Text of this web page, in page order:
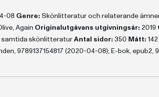
08 Genre: Skönlitteratur och relaterande
Again Originalutgåvans utgivningsår: 2019
samtida skönlitteraturAntal sidor: 350 Mått:
9789137154817 (2020-04-08); E-bok, epub2,